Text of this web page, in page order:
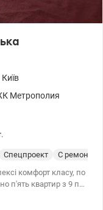
Київ
Метрополия
Спецпроект
С ремонтом
комфорт класу, по
п'ять квартир з 9 по